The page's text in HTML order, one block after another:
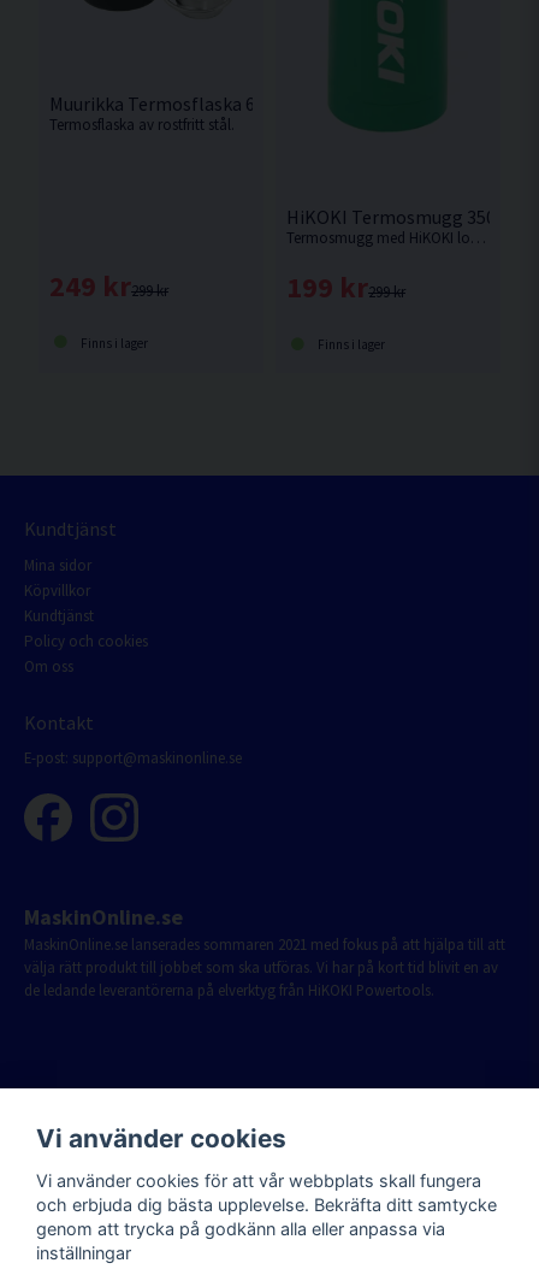
Muurikka Termosflaska 600ml
Termosflaska av rostfritt stål.
299 kr
249 kr
Finns i lager
HiKOKI Termosmugg 350ml
Termosmugg med HiKOKI logga.
299 kr
199 kr
Finns i lager
Kundtjänst
Mina sidor
Köpvillkor
Kundtjänst
Policy och cookies
Om oss
Kontakt
E-post: support@maskinonline.se
MaskinOnline.se
MaskinOnline.se lanserades sommaren 2021 med fokus på att hjälpa till att
välja rätt produkt till jobbet som ska utföras. Vi har på kort tid blivit en av
de ledande leverantörerna på elverktyg från HiKOKI Powertools.
Vi använder cookies
Vi använder cookies för att vår webbplats skall fungera
och erbjuda dig bästa upplevelse. Bekräfta ditt samtycke
genom att trycka på godkänn alla eller anpassa via
inställningar